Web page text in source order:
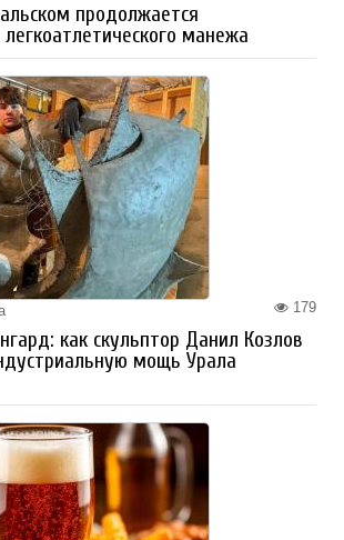
продолжается
легкоатлетического манежа
179
как скульптор Данил Козлов
мощь Урала